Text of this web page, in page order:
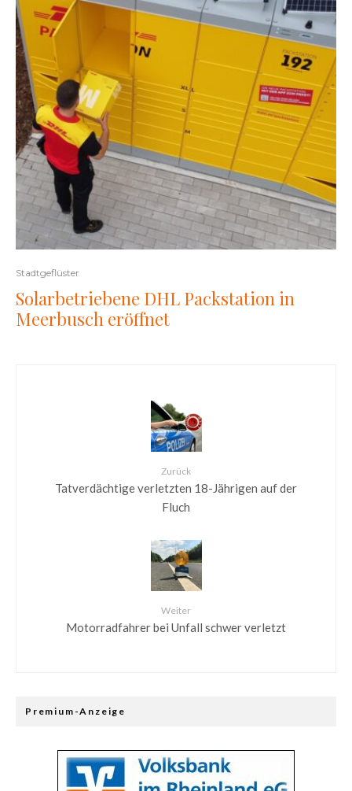
Stadtgeflüster
Solarbetriebene DHL Packstation in
Meerbusch eröffnet
Zurück
Tatverdächtige verletzten 18-Jährigen auf der
Fluch
Weiter
Motorradfahrer bei Unfall schwer verletzt
Premium-Anzeige